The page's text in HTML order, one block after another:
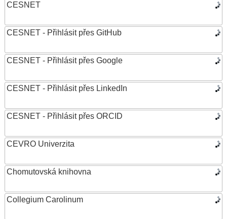
CESNET
CESNET - Přihlásit přes GitHub
CESNET - Přihlásit přes Google
CESNET - Přihlásit přes LinkedIn
CESNET - Přihlásit přes ORCID
CEVRO Univerzita
Chomutovská knihovna
Collegium Carolinum